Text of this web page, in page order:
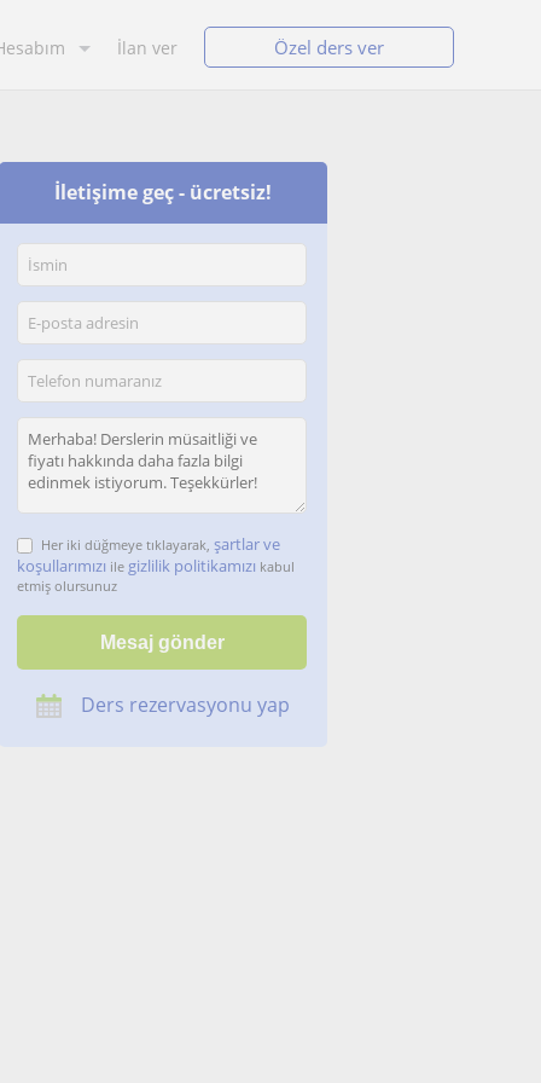
İlan ver Özel ders ver
İletişime geç - ücretsiz!
Her iki düğmeye tıklayarak, şartlar ve
koşullarımızı ile gizlilik politikamızı kabul
etmiş olursunuz
Ders rezervasyonu yap